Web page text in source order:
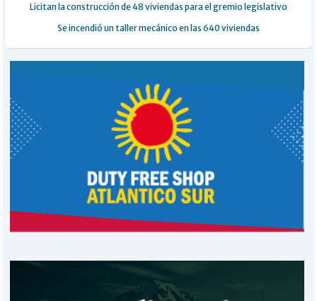
Licitan la construcción de 48 viviendas para el gremio legislativo
Se incendió un taller mecánico en las 640 viviendas